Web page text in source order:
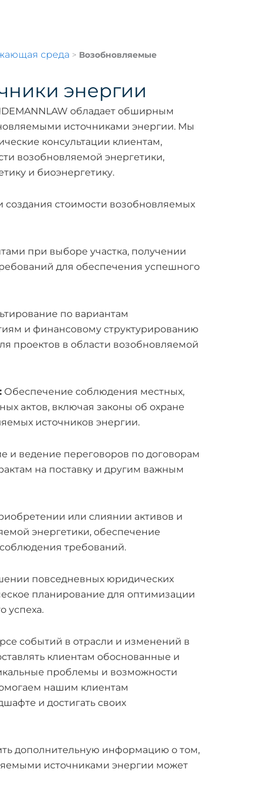
среда > Возобновляемые
энергии
обладает обширным
источниками энергии. Мы
консультации клиентам,
возобновляемой энергетики,
и биоэнергетику.
создания стоимости возобновляемых
при выборе участка, получении
для обеспечения успешного
по вариантам
и финансовому структурированию
проектов в области возобновляемой
Обеспечение соблюдения местных,
актов, включая законы об охране
источников энергии.
и ведение переговоров по договорам
на поставку и другим важным
или слиянии активов и
энергетики, обеспечение
требований.
повседневных юридических
планирование для оптимизации
успеха.
событий в отрасли и изменений в
клиентам обоснованные и
проблемы и возможности
нашим клиентам
и достигать своих
дополнительную информацию о том,
источниками энергии может